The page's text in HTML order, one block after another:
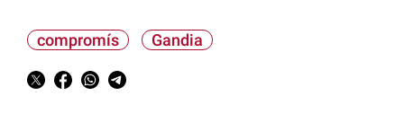
compromís Gandia